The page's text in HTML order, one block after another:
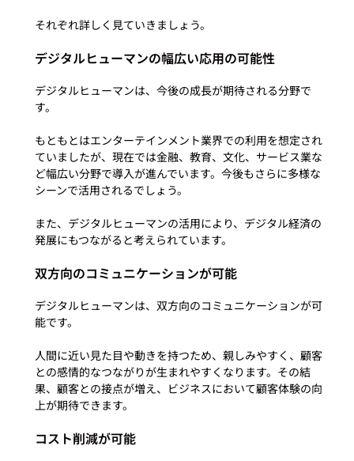
デジタルヒューマンの幅広い応用の可能性
デジタルヒューマンは、今後の成長が期待される分野で
す。
もともとはエンターテインメント業界での利用を想定され
ていましたが、現在では金融、教育、文化、サービス業な
ど幅広い分野で導入が進んでいます。今後もさらに多様な
シーンで活用されるでしょう。
また、デジタルヒューマンの活用により、デジタル経済の
双方向のコミュニケーションが可能
デジタルヒューマンは、双方向のコミュニケーションが可
能です。
人間に近い見た目や動きを持つため、親しみやすく、顧客
との感情的なつながりが生まれやすくなります。その結
果、顧客との接点が増え、ビジネスにおいて顧客体験の向
コスト削減が可能